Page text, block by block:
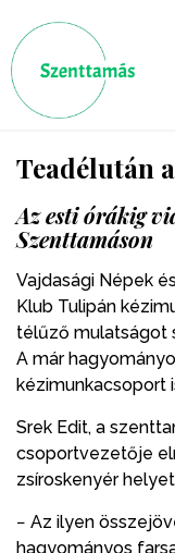
Teadélután
Az esti órákig
Szenttamáson
Vajdasági Népek
Klub Tulipán
télűző mulatságot
A már
kézimunkacsoport
Srek Edit, a
csoportvezetője
zsíroskenyér
− Az ilyen
hagyományos